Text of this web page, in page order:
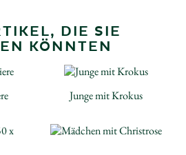
DIE SIE
KÖNNTEN
Junge mit Krokus